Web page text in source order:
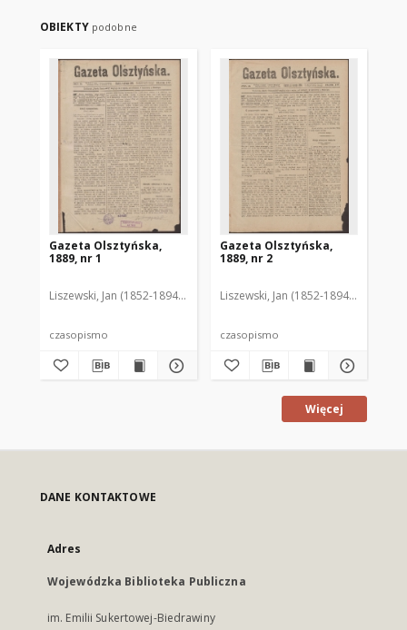
OBIEKTY podobne
Gazeta Olsztyńska,
1889, nr 1
Liszewski, Jan (1852-1894). Red.
czasopismo
Gazeta Olsztyńska,
1889, nr 2
Liszewski, Jan (1852-1894). Red.
czasopismo
Więcej
DANE KONTAKTOWE
Adres
Wojewódzka Biblioteka Publiczna
im. Emilii Sukertowej-Biedrawiny